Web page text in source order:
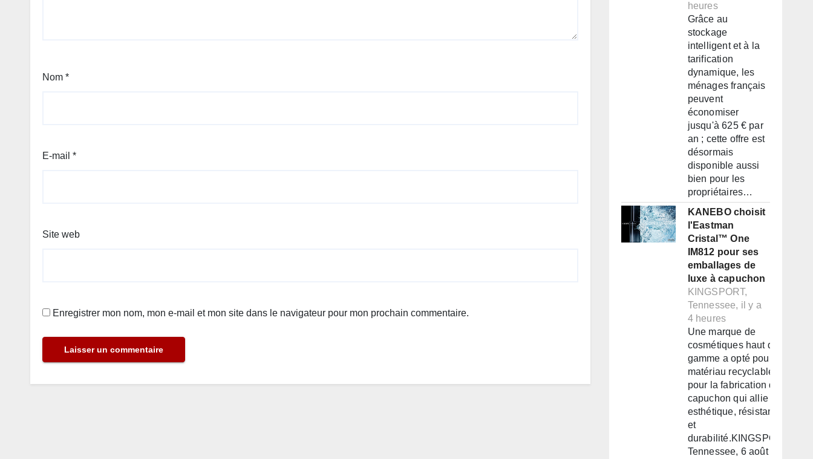
Nom *
E-mail *
Site web
Enregistrer mon nom, mon e-mail et mon site dans le navigateur pour mon prochain commentaire.
heures
Grâce au
stockage
intelligent et à la
tarification
dynamique, les
ménages français
peuvent
économiser
jusqu'à 625 € par
an ; cette offre est
désormais
disponible aussi
bien pour les
propriétaires…
KANEBO choisit
l'Eastman
Cristal™ One
IM812 pour ses
emballages de
luxe à capuchon
KINGSPORT,
Tennessee, il y a
4 heures
Une marque de
cosmétiques haut de
gamme a opté pour un
matériau recyclable
pour la fabrication d'un
capuchon qui allie
esthétique, résistance
et
durabilité.KINGSPORT,
Tennessee, 6 août